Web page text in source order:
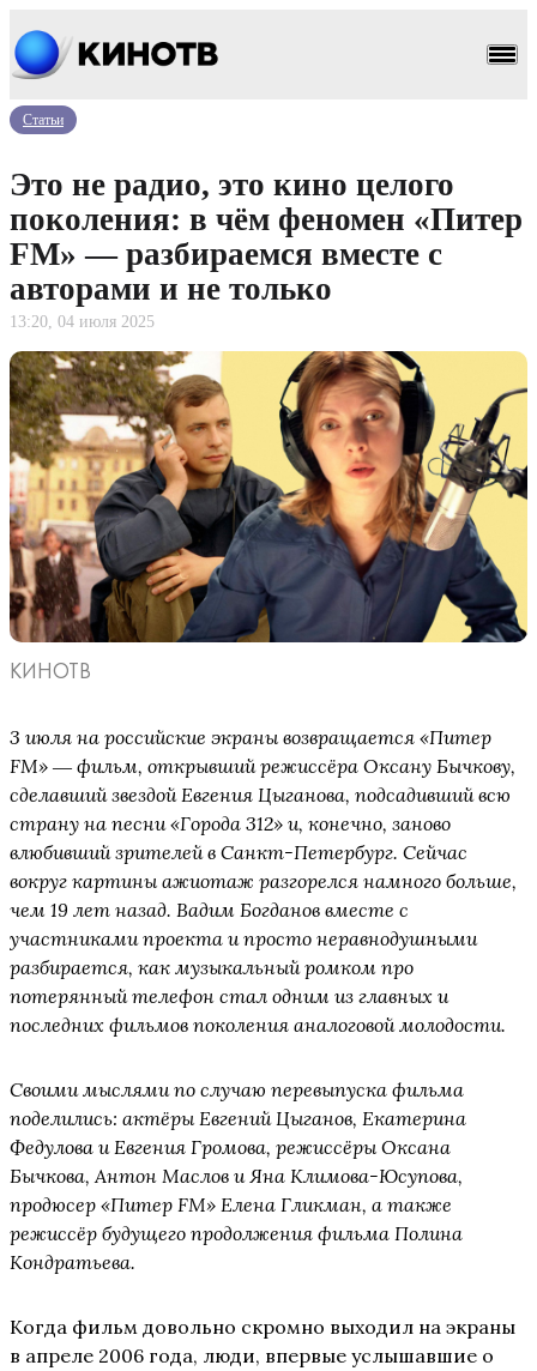
Статьи
Это не радио, это кино целого
поколения: в чём феномен «Питер
FM» — разбираемся вместе с
авторами и не только
13:20, 04 июля 2025
КИНОТВ
3 июля на российские экраны возвращается «Питер
FM» ― фильм, открывший режиссёра Оксану Бычкову,
сделавший звездой Евгения Цыганова, подсадивший всю
страну на песни «Города 312» и, конечно, заново
влюбивший зрителей в Санкт-Петербург. Сейчас
вокруг картины ажиотаж разгорелся намного больше,
чем 19 лет назад. Вадим Богданов вместе с
участниками проекта и просто неравнодушными
разбирается, как музыкальный ромком про
потерянный телефон стал одним из главных и
последних фильмов поколения аналоговой молодости.
Своими мыслями по случаю перевыпуска фильма
поделились: актёры Евгений Цыганов, Екатерина
Федулова и Евгения Громова, режиссёры Оксана
Бычкова, Антон Маслов и Яна Климова-Юсупова,
продюсер «Питер FM» Елена Гликман, а также
режиссёр будущего продолжения фильма Полина
Кондратьева.
Когда фильм довольно скромно выходил на экраны
в апреле 2006 года, люди, впервые услышавшие о